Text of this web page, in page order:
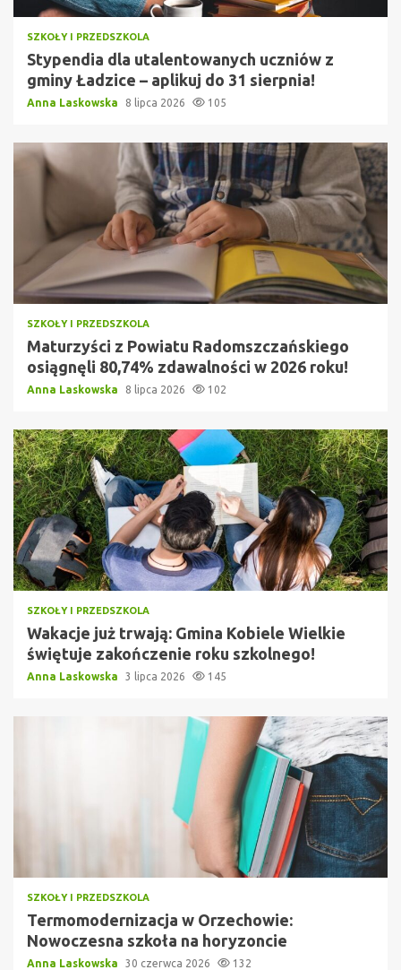
SZKOŁY I PRZEDSZKOLA
Stypendia dla utalentowanych uczniów z
gminy Ładzice – aplikuj do 31 sierpnia!
Anna Laskowska 8 lipca 2026 105
SZKOŁY I PRZEDSZKOLA
Maturzyści z Powiatu Radomszczańskiego
osiągnęli 80,74% zdawalności w 2026 roku!
Anna Laskowska 8 lipca 2026 102
SZKOŁY I PRZEDSZKOLA
Wakacje już trwają: Gmina Kobiele Wielkie
świętuje zakończenie roku szkolnego!
Anna Laskowska 3 lipca 2026 145
SZKOŁY I PRZEDSZKOLA
Termomodernizacja w Orzechowie:
Nowoczesna szkoła na horyzoncie
Anna Laskowska 30 czerwca 2026 132